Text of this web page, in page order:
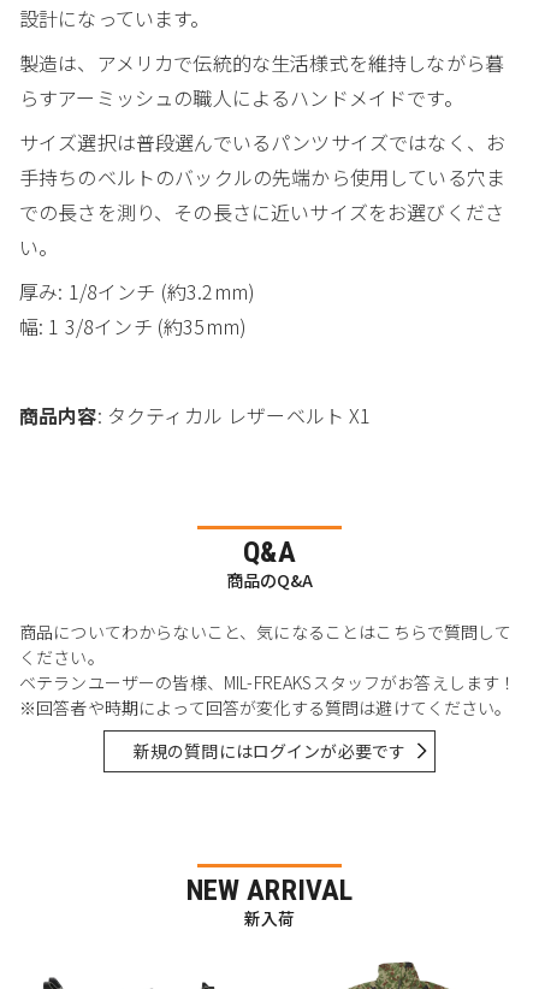
設計になっています。
製造は、アメリカで伝統的な生活様式を維持しながら暮
らすアーミッシュの職人によるハンドメイドです。
サイズ選択は普段選んでいるパンツサイズではなく、お
手持ちのベルトのバックルの先端から使用している穴ま
での長さを測り、その長さに近いサイズをお選びくださ
い。
厚み: 1/8インチ (約3.2mm)
幅: 1 3/8インチ (約35mm)
商品内容: タクティカル レザーベルト X1
Q&A
商品のQ&A
商品についてわからないこと、気になることはこちらで質問して
ください。
ベテランユーザーの皆様、MIL-FREAKSスタッフがお答えします！
※回答者や時期によって回答が変化する質問は避けてください。
新規の質問にはログインが必要です
NEW ARRIVAL
新入荷